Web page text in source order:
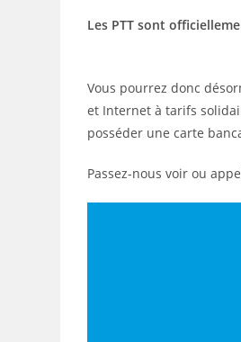
Les PTT sont
Vous pourrez donc
et Internet à tarifs
posséder une carte
Passez-nous voir ou